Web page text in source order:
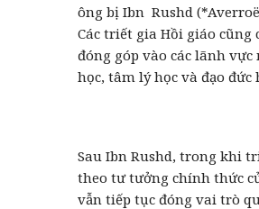
ông bị Ibn Rushd
Các triết gia Hồi giáo cũng
đóng góp vào các lãnh
học, tâm lý học và đạo đức
Sau Ibn Rushd, trong khi
theo tư tưởng chính thức
vẫn tiếp tục đóng vai trò